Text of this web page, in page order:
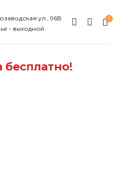
ул., 96В
- выходной
0
бесплатно!